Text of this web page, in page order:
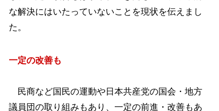
な解決にはいたっていないことを現状を伝えまし
た。
一定の改善も
民商など国民の運動や日本共産党の国会・地方
議員団の取り組みもあり、一定の前進・改善もあ